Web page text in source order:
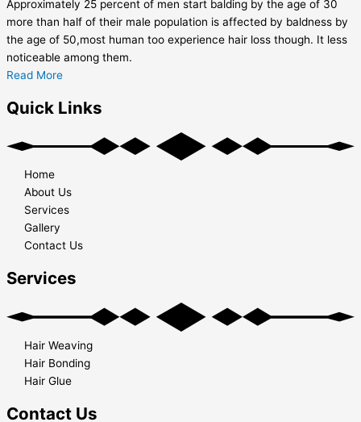
Approximately 25 percent of men start balding by the age of 30
more than half of their male population is affected by baldness by
the age of 50,most human too experience hair loss though. It less
noticeable among them.
Read More
Quick Links
Home
About Us
Services
Gallery
Contact Us
Services
Hair Weaving
Hair Bonding
Hair Glue
Contact Us